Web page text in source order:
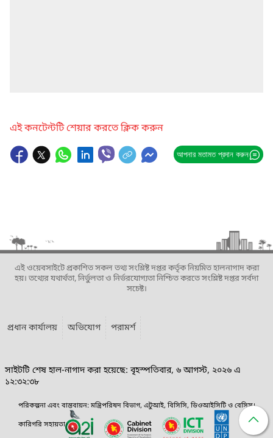
এই কনটেন্টটি শেয়ার করতে ক্লিক করুন
আপনার মতামত প্রদান করুন
এই ওয়েবসাইটে প্রকাশিত সকল তথ্য সংশ্লিষ্ট দপ্তর কর্তৃক নিয়মিত হালনাগাদ করা
হয়। তথ্যের যথার্থতা, নির্ভুলতা ও নির্ভরযোগ্যতা নিশ্চিত করতে সংশ্লিষ্ট দপ্তর সর্বদা
সচেষ্ট।
প্রধান কার্যালয় অভিযোগ পরামর্শ
সাইটটি শেষ হাল-নাগাদ করা হয়েছে: বৃহস্পতিবার, ৬ আগস্ট, ২০২৬ এ
১২:৩২:৩৮
পরিকল্পনা এবং বাস্তবায়ন: মন্ত্রিপরিষদ বিভাগ, এটুআই, বিসিসি, ডিওআইসিটি ও বেসিস।
কারিগরি সহায়তা